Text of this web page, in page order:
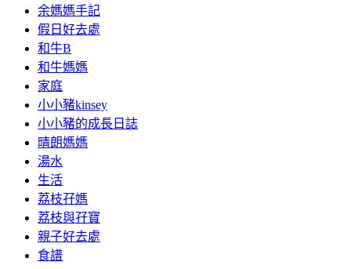
余媽媽手記
假日好去處
和牛B
和牛媽媽
家庭
小小豬kinsey
小小豬的成長日誌
晴朗媽媽
湯水
生活
荔枝孖媽
荔枝與孖寶
親子好去處
食譜